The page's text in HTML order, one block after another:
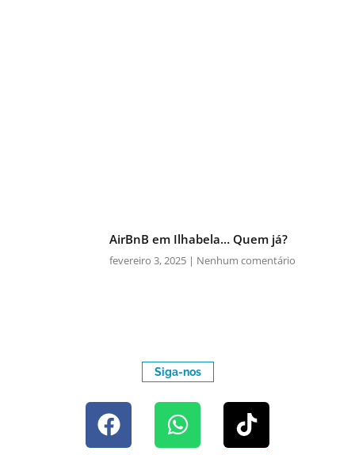
AirBnB em Ilhabela… Quem já?
fevereiro 3, 2025 Nenhum comentário
Siga-nos